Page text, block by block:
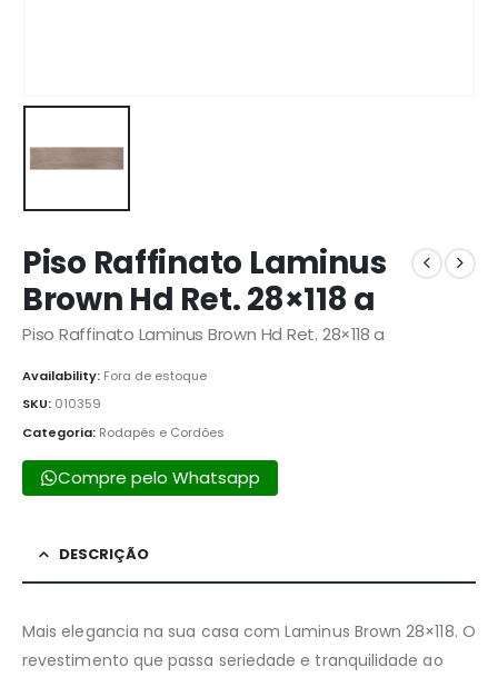
Piso Raffinato Laminus
Brown Hd Ret. 28×118 a
Piso Raffinato Laminus Brown Hd Ret. 28×118 a
Availability: Fora de estoque
SKU: 010359
Categoria: Rodapés e Cordões
Compre pelo Whatsapp
DESCRIÇÃO
Mais elegancia na sua casa com Laminus Brown 28×118. O
revestimento que passa seriedade e tranquilidade ao